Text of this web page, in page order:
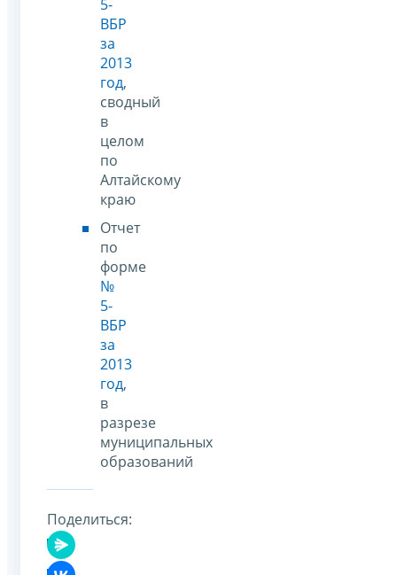
5-
ВБР
за
2013
год,
сводный
в
целом
по
Алтайскому
краю
Отчет
по
форме
№
5-
ВБР
за
2013
год,
в
разрезе
муниципальных
образований
Поделиться: